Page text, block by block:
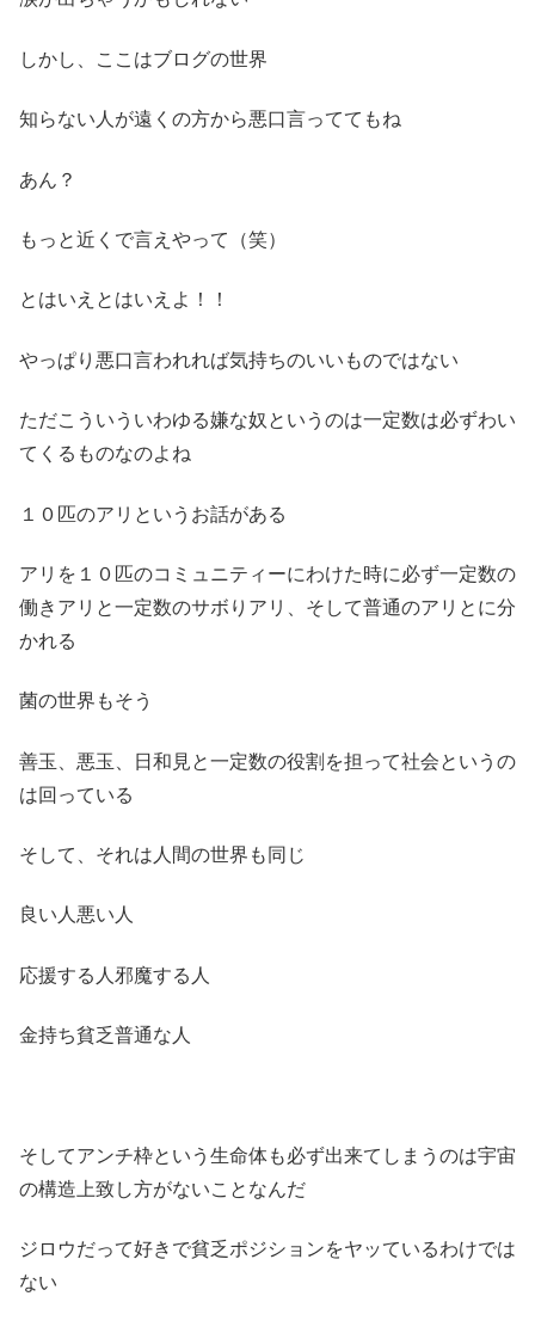
しかし、ここはブログの世界
知らない人が遠くの方から悪口言っててもね
あん？
もっと近くで言えやって（笑）
とはいえとはいえよ！！
やっぱり悪口言われれば気持ちのいいものではない
ただこういういわゆる嫌な奴というのは一定数は必ずわい
てくるものなのよね
１０匹のアリというお話がある
アリを１０匹のコミュニティーにわけた時に必ず一定数の
働きアリと一定数のサボりアリ、そして普通のアリとに分
かれる
菌の世界もそう
善玉、悪玉、日和見と一定数の役割を担って社会というの
は回っている
そして、それは人間の世界も同じ
良い人悪い人
応援する人邪魔する人
金持ち貧乏普通な人
そしてアンチ枠という生命体も必ず出来てしまうのは宇宙
の構造上致し方がないことなんだ
ジロウだって好きで貧乏ポジションをヤッているわけでは
ない